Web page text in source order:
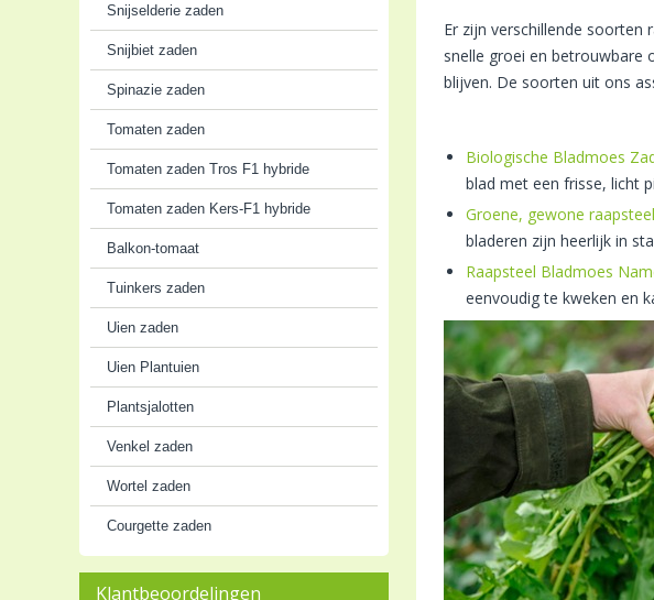
Snijselderie zaden
Snijbiet zaden
Spinazie zaden
Tomaten zaden
Tomaten zaden Tros F1 hybride
Tomaten zaden Kers-F1 hybride
Balkon-tomaat
Tuinkers zaden
Uien zaden
Uien Plantuien
Plantsjalotten
Venkel zaden
Wortel zaden
Courgette zaden
Klantbeoordelingen
Er zijn verschillende soorten
snelle groei en betrouwbare
blijven. De soorten uit ons
Biologische Bladmoes
blad met een frisse, licht
Groene, gewone raapsteel
bladeren zijn heerlijk in
Raapsteel Bladmoes
eenvoudig te kweken en